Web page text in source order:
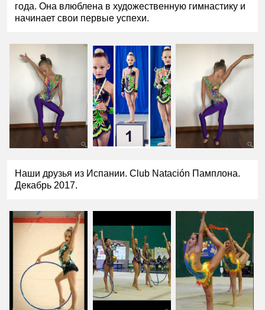
года. Она влюблена в художественную гимнастику и
начинает свои первые успехи.
Наши друзья из Испании. Club Natación Памплона.
Декабрь 2017.